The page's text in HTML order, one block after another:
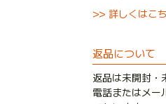
>> 詳しくはこ
返品について
返品は未開封・
電話またはメー